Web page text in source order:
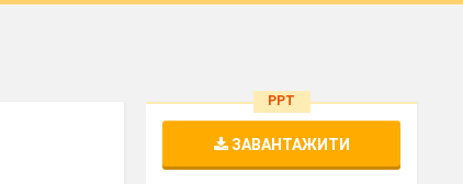
PPT
ЗАВАНТАЖИТИ